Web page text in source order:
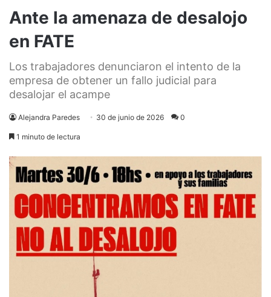
Ante la amenaza de desalojo
en FATE
Los trabajadores denunciaron el intento de la
empresa de obtener un fallo judicial para
desalojar el acampe
Alejandra Paredes 30 de junio de 2026 0
1 minuto de lectura